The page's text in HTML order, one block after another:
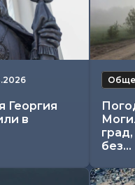
Георгия
в
без...